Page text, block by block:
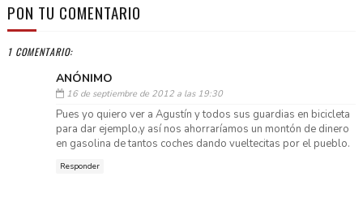
PON TU COMENTARIO
1 COMENTARIO:
ANÓNIMO
16 de septiembre de 2012 a las 19:30
Pues yo quiero ver a Agustín y todos sus guardias en bicicleta
para dar ejemplo,y así nos ahorraríamos un montón de dinero
en gasolina de tantos coches dando vueltecitas por el pueblo.
Responder